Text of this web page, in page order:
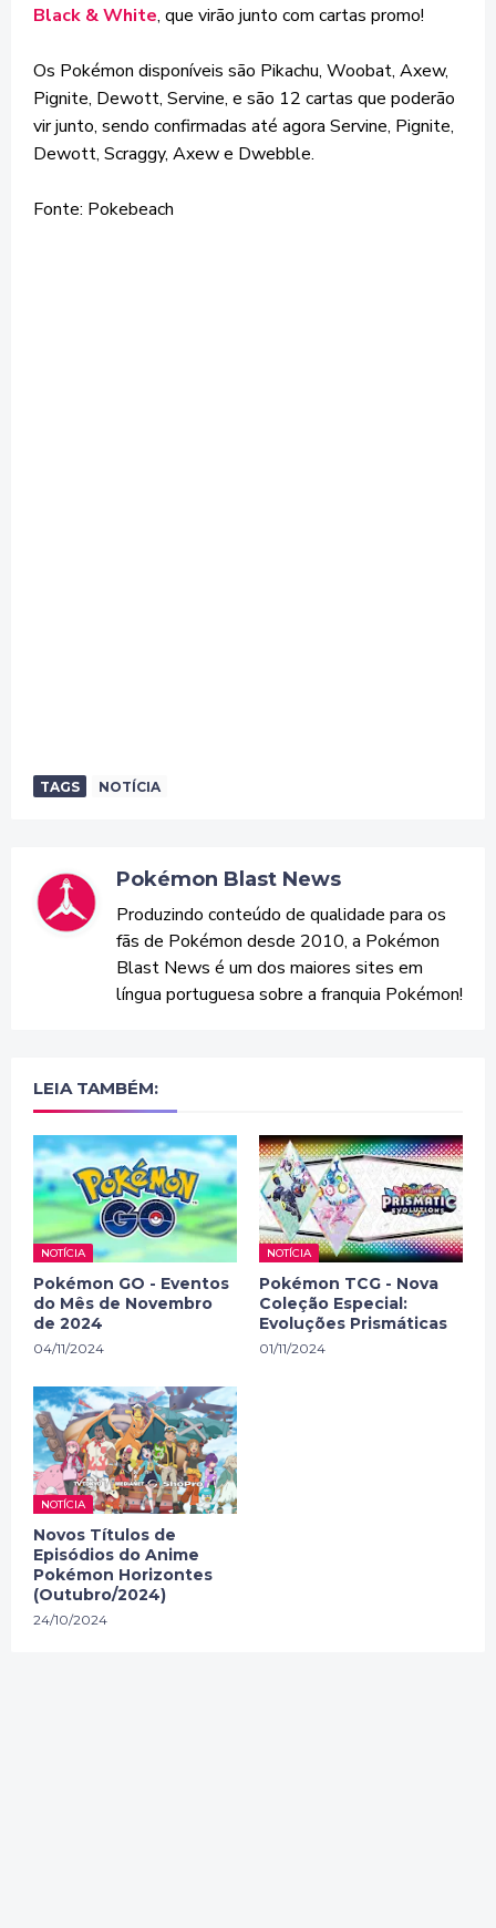
Black & White, que virão junto com cartas promo!
Os Pokémon disponíveis são Pikachu, Woobat, Axew,
Pignite, Dewott, Servine, e são 12 cartas que poderão
vir junto, sendo confirmadas até agora Servine, Pignite,
Dewott, Scraggy, Axew e Dwebble.
Fonte: Pokebeach
TAGS NOTÍCIA
Pokémon Blast News
Produzindo conteúdo de qualidade para os
fãs de Pokémon desde 2010, a Pokémon
Blast News é um dos maiores sites em
língua portuguesa sobre a franquia Pokémon!
LEIA TAMBÉM:
NOTÍCIA
Pokémon GO - Eventos
do Mês de Novembro
de 2024
04/11/2024
NOTÍCIA
Pokémon TCG - Nova
Coleção Especial:
Evoluções Prismáticas
01/11/2024
NOTÍCIA
Novos Títulos de
Episódios do Anime
Pokémon Horizontes
(Outubro/2024)
24/10/2024